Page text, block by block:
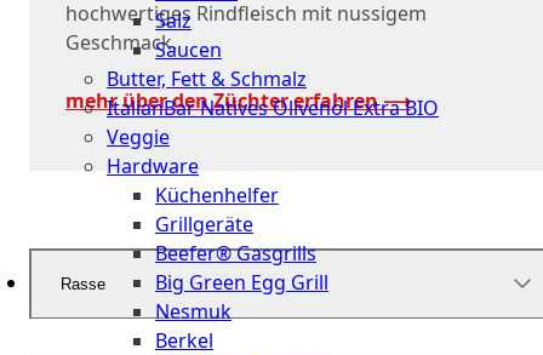
Salz
Saucen
Butter, Fett & Schmalz
ItalianBar Natives Olivenöl Extra BIO
Veggie
Hardware
Küchenhelfer
Grillgeräte
Beefer® Gasgrills
Big Green Egg Grill
Nesmuk
Berkel
hochwertiges Rindfleisch mit nussigem
Geschmack.
mehr über den Züchter erfahren ⟶
Rasse